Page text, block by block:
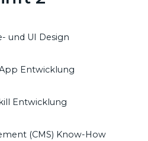
und UI Design
Entwicklung
Entwicklung
(CMS) Know-How